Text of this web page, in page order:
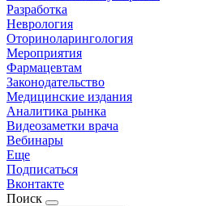
Разработка
Неврология
Оториноларингология
Мероприятия
Фармацевтам
Законодательство
Медицинские издания
Аналитика рынка
Видеозаметки врача
Вебинары
Еще
Подписаться
Вконтакте
Поиск